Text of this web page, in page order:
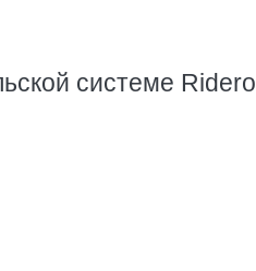
системе Ridero